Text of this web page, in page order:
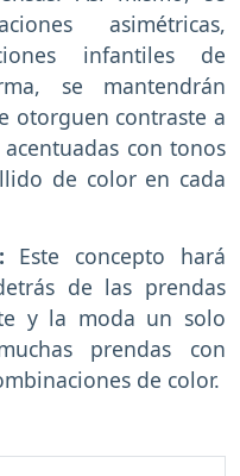
asimétricas,
infantiles de
se mantendrán
otorguen contraste a
con tonos
de color en cada
Este concepto hará
de las prendas
y la moda un solo
prendas con
de color.